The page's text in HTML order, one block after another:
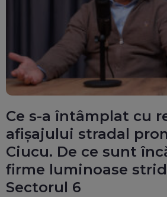
Ce s-a întâmplat cu
afișajului stradal
Ciucu. De ce sunt
firme luminoase
Sectorul 6